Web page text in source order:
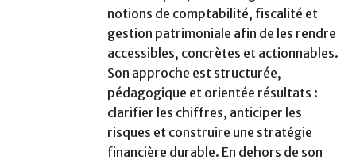
notions de comptabilité, fiscalité et
gestion patrimoniale afin de les rendre
accessibles, concrètes et actionnables.
Son approche est structurée,
pédagogique et orientée résultats :
clarifier les chiffres, anticiper les
risques et construire une stratégie
financière durable. En dehors de son